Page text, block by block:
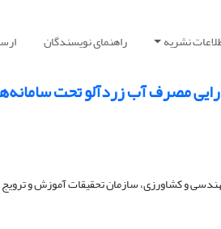
نشریه راهنمای نویسندگان
مصرف آب زردآلو تحت
و کشاورزی، سازمان تحقیقات آموزش و ترویج